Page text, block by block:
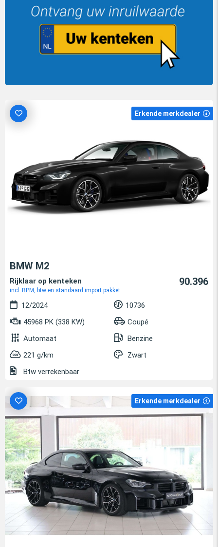
Erkende merkdealer
BMW M2
Rijklaar op kenteken
incl. BPM, btw en standaard import pakket
90.396
12/2024
10736
45968 PK (338 KW)
Coupé
Automaat
Benzine
221 g/km
Zwart
Btw verrekenbaar
Erkende merkdealer